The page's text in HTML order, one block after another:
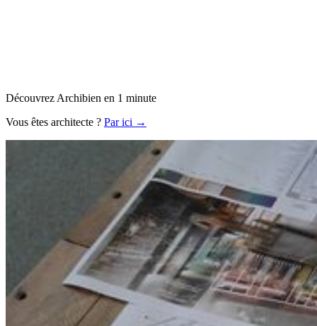
Découvrez Archibien en 1 minute
Vous êtes architecte ? Par ici →